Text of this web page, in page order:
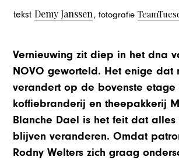
tekstDemy Janssen , fotografie
Vernieuwing zit diep in het dna
NOVO geworteld. Het enige dat
verandert op de bovenste etage
koffiebranderij en theepakkerij
Blanche Dael is het feit dat
blijven veranderen. Omdat
Rodny Welters zich graag